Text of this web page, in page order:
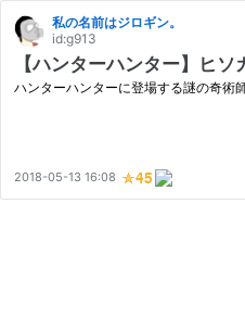
私の名前はジロギン。
id:g913
【ハンターハンター】ヒ
ハンターハンターに登場する謎の奇術
2018-05-13 16:08